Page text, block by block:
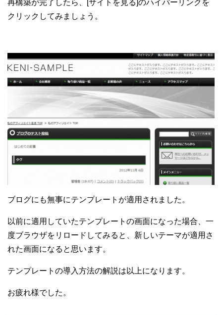
再構築が完了したら、[サイトを見る]のハイパーリンクを
クリックしてみましょう。
ブログにも無事にテンプレートが適用されました。
以前に適用していたテンプレートの画面になった場合、一
度ブラウザをリロードしてみると、新しいテーマが適用さ
れた画面になると思います。
テンプレートの導入方法の解説は以上になります。
お疲れ様でした。